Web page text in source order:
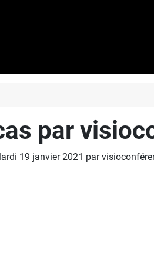
par
19 janvier 2021 par